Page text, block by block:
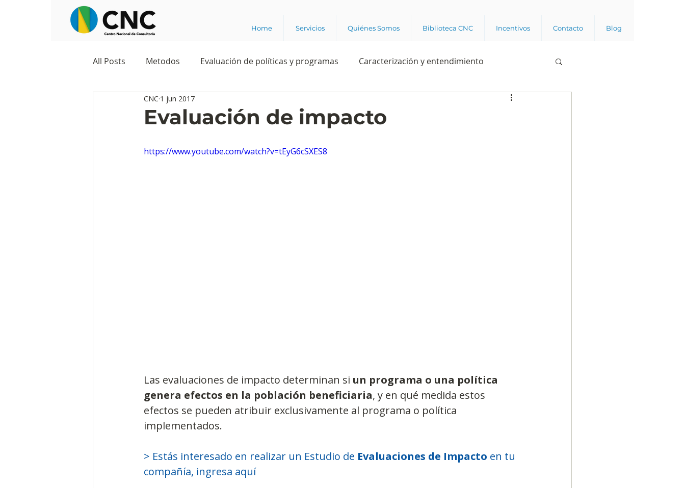
Home Servicios Quiénes Somos Biblioteca CNC Incentivos Contacto Blog
All Posts Metodos Evaluación de políticas y programas Caracterización y entendimiento
Observatorios sociales Business analytics
Evaluación de impacto
CNC 1 jun 2017
https://www.youtube.com/watch?v=tEyG6cSXES8
Las evaluaciones de impacto determinan si un programa o una política
genera efectos en la población beneficiaria, y en qué medida estos
efectos se pueden atribuir exclusivamente al programa o política
implementados.
> Estás interesado en realizar un Estudio de Evaluaciones de Impacto en tu
compañía, ingresa aquí